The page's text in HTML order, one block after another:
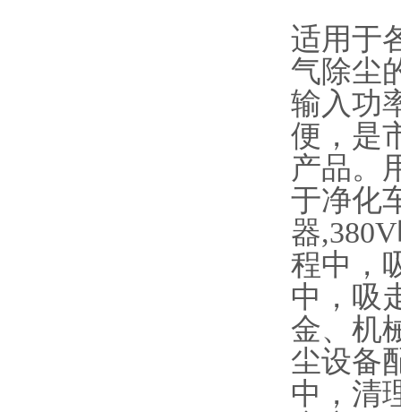
适用于
气除尘
输入功
便，是
产品。
于净化
器
程中，
中，吸
金、机
尘设备
中，清